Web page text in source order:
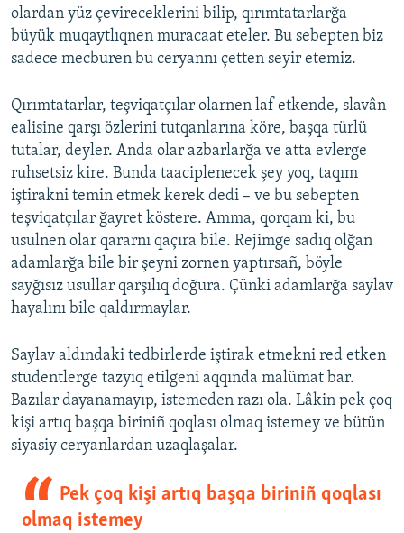
olardan yüz çevireceklerini bilip, qırımtatarlarğa
büyük muqaytlıqnen muracaat eteler. Bu sebepten biz
sadece mecburen bu ceryannı çetten seyir etemiz.
Qırımtatarlar, teşviqatçılar olarnen laf etkende, slavân
ealisine qarşı özlerini tutqanlarına köre, başqa türlü
tutalar, deyler. Anda olar azbarlarğa ve atta evlerge
ruhsetsiz kire. Bunda taaciplenecek şey yoq, taqım
iştirakni temin etmek kerek dedi – ve bu sebepten
teşviqatçılar ğayret köstere. Amma, qorqam ki, bu
usulnen olar qararnı qaçıra bile. Rejimge sadıq olğan
adamlarğa bile bir şeyni zornen yaptırsañ, böyle
sayğısız usullar qarşılıq doğura. Çünki adamlarğa saylav
hayalını bile qaldırmaylar.
Saylav aldındaki tedbirlerde iştirak etmekni red etken
studentlerge tazyıq etilgeni aqqında malümat bar.
Bazılar dayanamayıp, istemeden razı ola. Lâkin pek çoq
kişi artıq başqa biriniñ qoqlası olmaq istemey ve bütün
siyasiy ceryanlardan uzaqlaşalar.
Pek çoq kişi artıq başqa biriniñ qoqlası
olmaq istemey